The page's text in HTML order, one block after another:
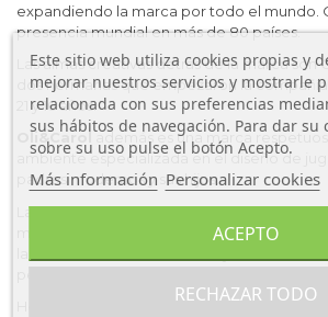
expandiendo la marca por todo el mundo.
presencia mundial en más de 80 países.
Las almas creativas detrás de la marca son
dos hermanas que empezaron la
21 y 16 años.
Oli&Carolademás es una marca
ambiente especializada en el diseño de
padres modernos y sus hijos.
La marca trabaja en ofrecer juguetes sin
materias primas 100% naturales que
Hecho con caucho 100% natural de los
Este sitio web utiliza cookies propias y
mejorar nuestros servicios y mostrarle
relacionada con sus preferencias
sus hábitos de navegación. Para dar su
sobre su uso pulse el botón Acepto.
Más información Personalizar cookies
RECHAZAR TODO
ACEPTO